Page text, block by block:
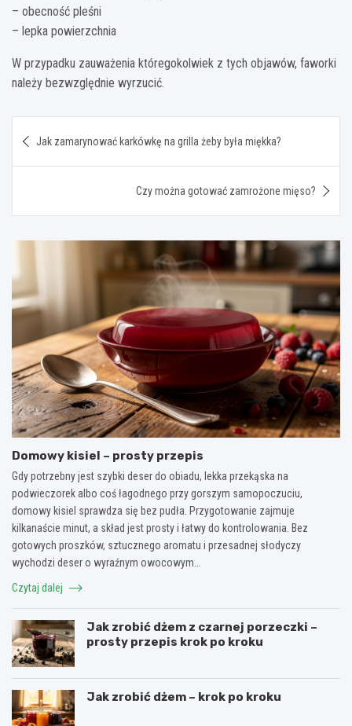
– obecność pleśni
– lepka powierzchnia
W przypadku zauważenia któregokolwiek z tych objawów, faworki
należy bezwzględnie wyrzucić.
wpisu
Jak zamarynować karkówkę na grilla żeby była miękka?
Czy można gotować zamrożone mięso?
Domowy kisiel – prosty przepis
Gdy potrzebny jest szybki deser do obiadu, lekka przekąska na
podwieczorek albo coś łagodnego przy gorszym samopoczuciu,
domowy kisiel sprawdza się bez pudła. Przygotowanie zajmuje
kilkanaście minut, a skład jest prosty i łatwy do kontrolowania. Bez
gotowych proszków, sztucznego aromatu i przesadnej słodyczy
wychodzi deser o wyraźnym owocowym…
Czytaj dalej
Jak zrobić dżem z czarnej porzeczki –
prosty przepis krok po kroku
Jak zrobić dżem – krok po kroku